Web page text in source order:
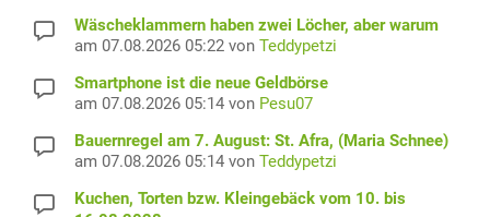
Wäscheklammern haben zwei Löcher, aber warum
am 07.08.2026 05:22 von Teddypetzi
Smartphone ist die neue Geldbörse
am 07.08.2026 05:14 von Pesu07
Bauernregel am 7. August: St. Afra, (Maria Schnee)
am 07.08.2026 05:14 von Teddypetzi
Kuchen, Torten bzw. Kleingebäck vom 10. bis